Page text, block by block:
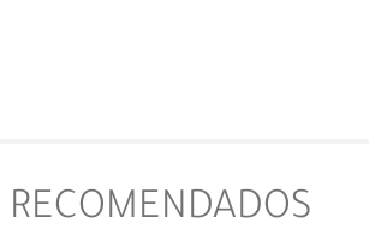
RECOMENDADOS